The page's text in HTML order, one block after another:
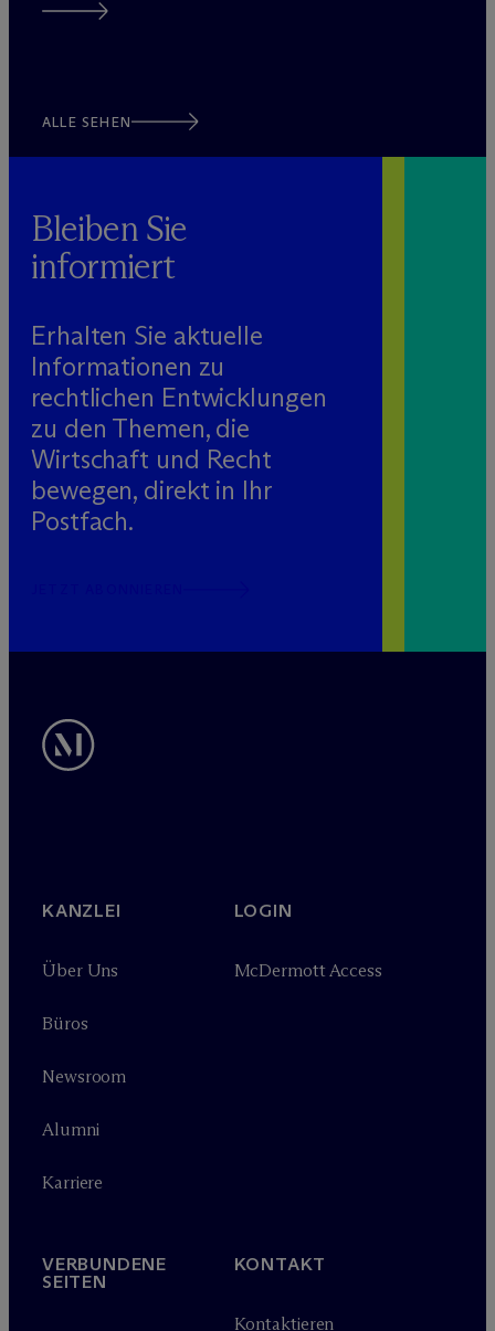
ALLE SEHEN
Bleiben Sie
informiert
Erhalten Sie aktuelle
Informationen zu
rechtlichen Entwicklungen
zu den Themen, die
Wirtschaft und Recht
bewegen, direkt in Ihr
Postfach.
KANZLEI
Über Uns
Büros
Newsroom
Alumni
Karriere
LOGIN
McDermott Access
VERBUNDENE
SEITEN
KONTAKT
Kontaktieren